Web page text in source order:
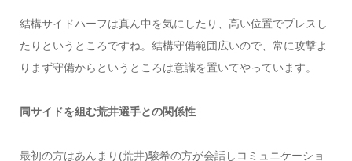
結構サイドハーフは真ん中を気にしたり、高い位置でプレスし
たりというところですね。結構守備範囲広いので、常に攻撃よ
りまず守備からというところは意識を置いてやっています。
同サイドを組む荒井選手との関係性
最初の方はあんまり(荒井)駿希の方が会話しコミュニケーショ